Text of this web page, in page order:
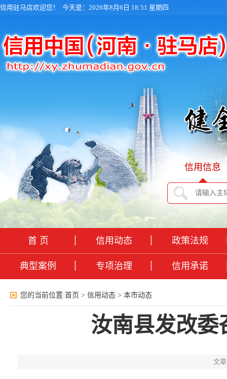
信用驻马店欢迎您！ 今天是：2026年8月6日 18:51 星期四
信用信息
首 页 信用动态 政策法规
典型案例 专项治理 信用承诺
您的当前位置:首页 > 信用动态 > 本市动态
汝南县发改委
文